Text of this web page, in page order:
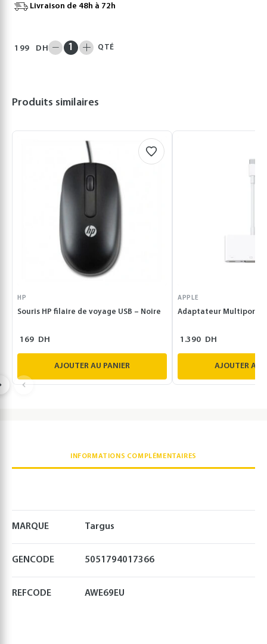
Livraison de 48h à 72h
199 DH QTÉ
Produits similaires
HP
Souris HP filaire de voyage USB – Noire
169 DH
AJOUTER AU PANIER
APPLE
Adaptateur Multiport
1.390 DH
AJOUTER AU
INFORMATIONS COMPLÉMENTAIRES
MARQUE Targus
GENCODE 5051794017366
REFCODE AWE69EU